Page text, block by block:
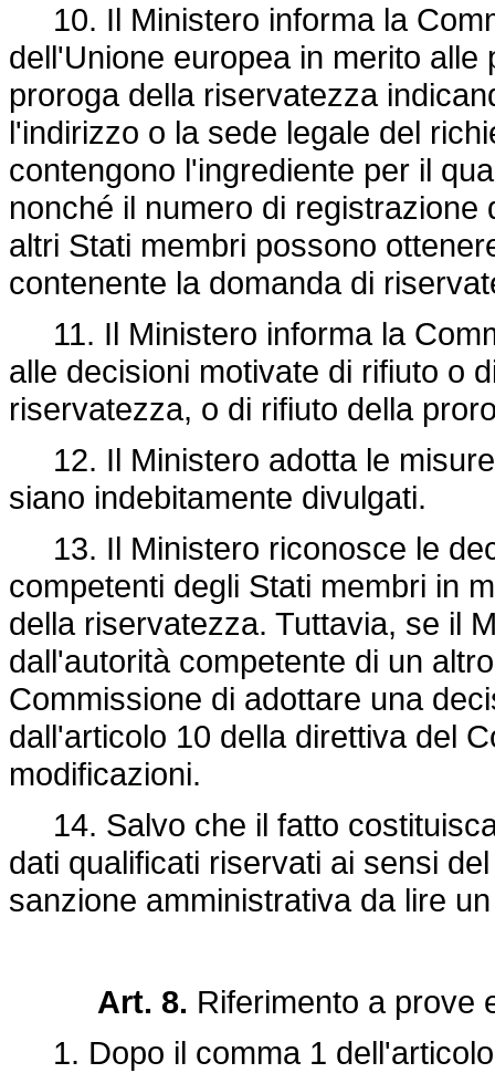
10. Il Ministero informa la
dell'Unione europea in merito
proroga della riservatezza
l'indirizzo o la sede legale del
contengono l'ingrediente per il
nonché il numero di
altri Stati membri possono
contenente la domanda di
11. Il Ministero informa la
alle decisioni motivate di rifiuto o
riservatezza, o di rifiuto della
12. Il Ministero adotta le
siano indebitamente divulgati.
13. Il Ministero riconosce le
competenti degli Stati membri in
della riservatezza. Tuttavia, se il
dall'autorità competente di un
Commissione di adottare una
dall'articolo 10 della direttiva del
modificazioni.
14. Salvo che il fatto
dati qualificati riservati ai sensi
sanzione amministrativa da lire
Art. 8. Riferimento a prove
1. Dopo il comma 1